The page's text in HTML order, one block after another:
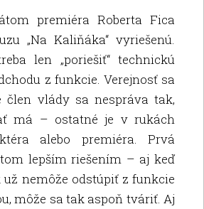
premiéra Roberta Fica
„Na Kaliňáka“ vyriešenú.
len „poriešiť“ technickú
z funkcie. Verejnosť sa
člen vlády sa nespráva tak,
má – ostatné je v rukách
alebo premiéra. Prvá
lepším riešením – aj keď
nemôže odstúpiť z funkcie
môže sa tak aspoň tváriť. Aj